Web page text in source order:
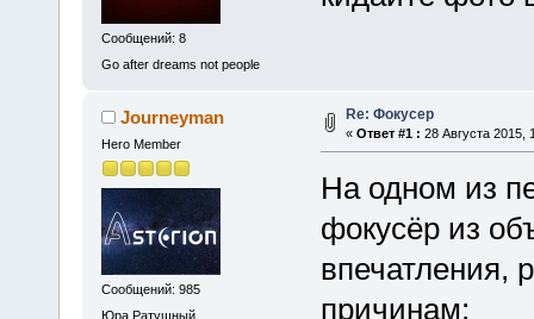
Сообщений: 8
Go after dreams not people
Journeyman
Hero Member
Сообщений: 985
Юра Ратушный
Re: Фокусер
« Ответ #1 : 28 Августа 2015,
На одном из
фокусёр из
впечатления,
причинам: